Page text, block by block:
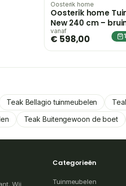
Oosterik home
Oosterik home
New 240 cm –
vanaf
€ 598,00
Teak Bellagio tuinmeubelen
Teak Buitengewoon de boet
Wij
Categorieën
Tuinmeubelen